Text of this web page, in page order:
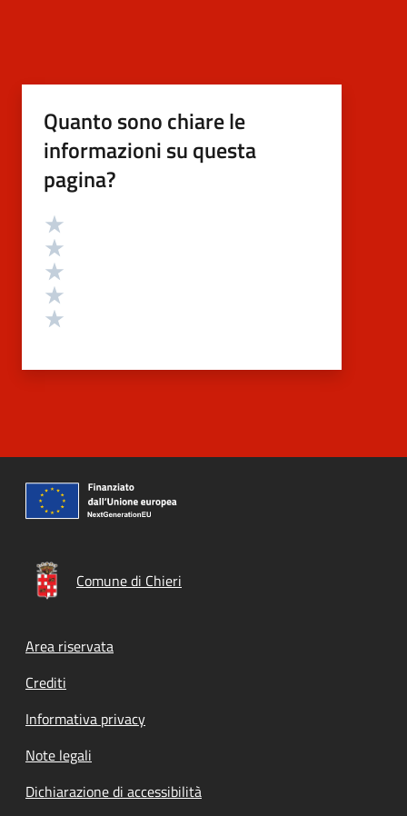
Quanto sono chiare le
informazioni su questa
pagina?
Valutazione
Comune di Chieri
Footer menu
Area riservata
Crediti
Informativa privacy
Note legali
Dichiarazione di accessibilità